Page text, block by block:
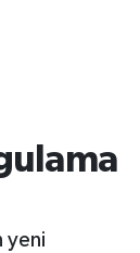
yeni